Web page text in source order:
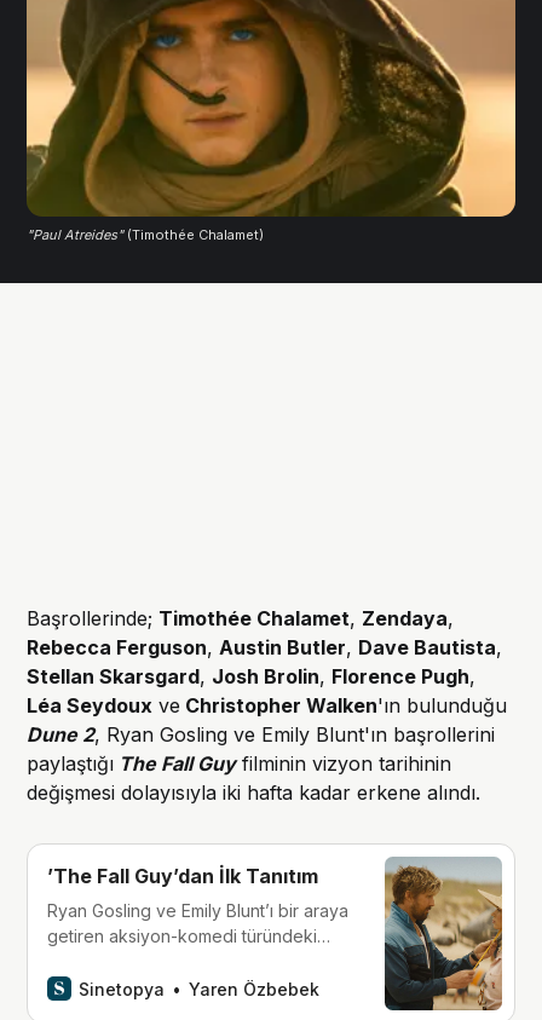
"Paul Atreides" (Timothée Chalamet)
Başrollerinde; Timothée Chalamet, Zendaya,
Rebecca Ferguson, Austin Butler, Dave Bautista,
Stellan Skarsgard, Josh Brolin, Florence Pugh,
Léa Seydoux ve Christopher Walken'ın bulunduğu
Dune 2, Ryan Gosling ve Emily Blunt'ın başrollerini
paylaştığı The Fall Guyfilminin vizyon tarihinin
değişmesi dolayısıyla iki hafta kadar erkene alındı.
’The Fall Guy’dan İlk Tanıtım
Ryan Gosling ve Emily Blunt’ı bir araya
getiren aksiyon-komedi türündeki
Sinetopya
Yaren Özbebek